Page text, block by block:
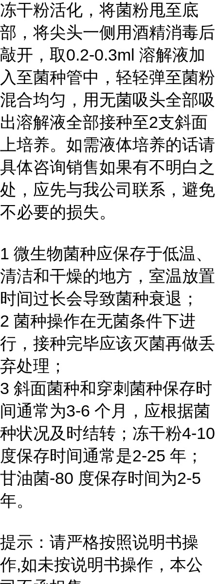
冻干粉活化，将菌粉甩至底
部，将尖头一侧用酒精消毒后
敲开，取0.2-0.3ml 溶解液加
入至菌种管中，轻轻弹至菌粉
混合均匀，用无菌吸头全部吸
出溶解液全部接种至2支斜面
上培养。如需液体培养的话请
具体咨询销售如果有不明白之
处，应先与我公司联系，避免
不必要的损失。
1 微生物菌种应保存于低温、
清洁和干燥的地方，室温放置
时间过长会导致菌种衰退；
2 菌种操作在无菌条件下进
行，接种完毕应该灭菌再做丢
弃处理；
3 斜面菌种和穿刺菌种保存时
间通常为3-6 个月，应根据菌
种状况及时结转；冻干粉4-10
度保存时间通常是2-25 年；
甘油菌-80 度保存时间为2-5
年。
提示：请严格按照说明书操
作,如未按说明书操作，本公